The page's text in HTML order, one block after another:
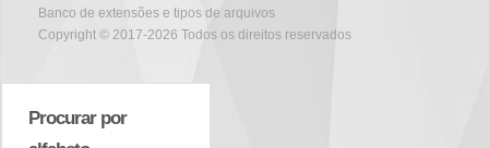
Banco de extensões e tipos de arquivos
Copyright © 2017-2026 Todos os direitos reservados
Procurar por